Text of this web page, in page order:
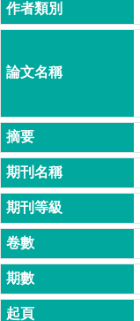
所
簡
本
成
員
博
士
班
碩
士
班
在